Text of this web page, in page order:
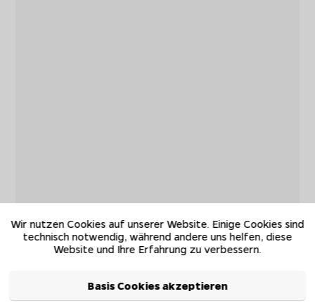
Wir nutzen Cookies auf unserer Website. Einige Cookies sind
technisch notwendig, während andere uns helfen, diese
Website und Ihre Erfahrung zu verbessern.
Basis Cookies akzeptieren